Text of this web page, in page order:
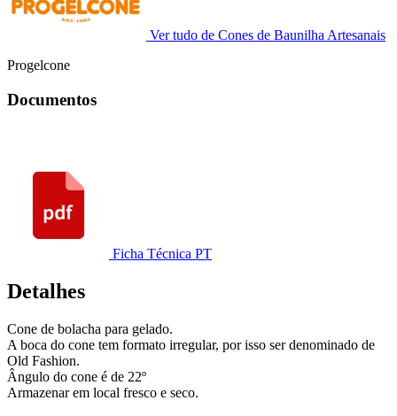
Ver tudo de Cones de Baunilha Artesanais
Progelcone
Documentos
Ficha Técnica PT
Detalhes
Cone de bolacha para gelado.
A boca do cone tem formato irregular, por isso ser denominado de
Old Fashion.
Ângulo do cone é de 22º
Armazenar em local fresco e seco.